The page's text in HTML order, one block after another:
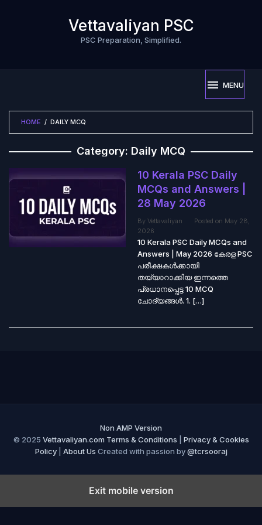
Vettavaliyan PSC
PSC Preparation, Simplified.
MENU
HOME / DAILY MCQ
Category: Daily MCQ
10 Kerala PSC Daily
MCQs and Answers |
28 May 2026
By Vettavaliyan Posted on May 28,
2026
10 Kerala PSC Daily MCQs and
Answers | May 2026 കേരള PSC
പരീക്ഷകൾക്കായി
തയ്യാറാക്കിയ ഇന്നത്തെ
പ്രധാനപ്പെട്ട 10 MCQ
ചോദ്യങ്ങൾ. 1. […]
Non AMP Version
© 2025 Vettavaliyan.com Terms & Conditions
Privacy & Cookies
Policy| About Us Created with passion by@tcrsooraj
Exit mobile version